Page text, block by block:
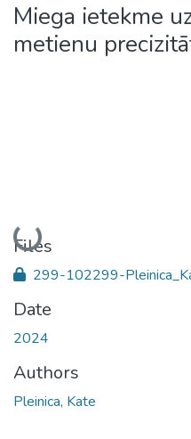
Miega ietekme
metienu
Loading...
Files
299-102299-
Date
2024
Authors
Pleinica, Kate